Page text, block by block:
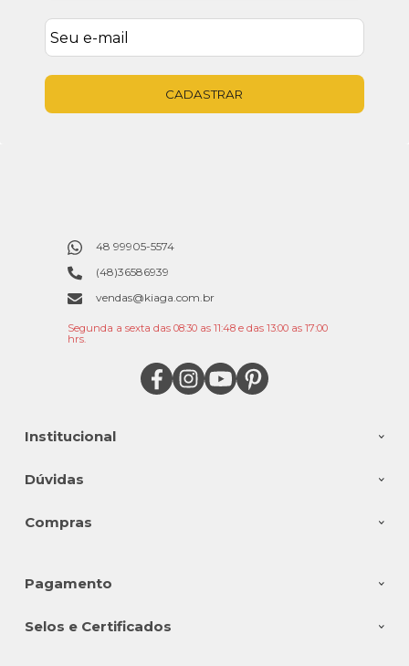
CADASTRAR
Institucional
Dúvidas
Compras
48 99905-5574
(48)36586939
vendas@kiaga.com.br
Segunda a sexta das 08:30 as 11:48 e das 13:00 as 17:00
hrs.
Pagamento
Selos e Certificados